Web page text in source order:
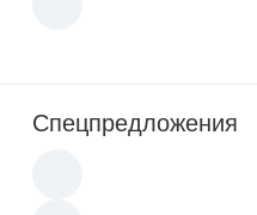
Спецпредложения